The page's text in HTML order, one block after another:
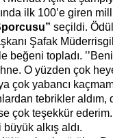
ilk 100’e giren
seçildi.
Şafak
beğeni topladı.
O yüzden çok
çok yabancı
tebrikler aldım,
çok teşekkür
alkış aldı.